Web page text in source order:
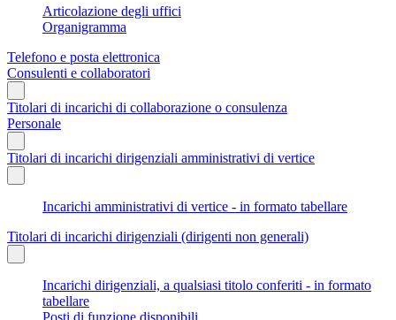
Articolazione degli uffici
Organigramma
Telefono e posta elettronica
Consulenti e collaboratori
Titolari di incarichi di collaborazione o consulenza
Personale
Titolari di incarichi dirigenziali amministrativi di vertice
Incarichi amministrativi di vertice - in formato tabellare
Titolari di incarichi dirigenziali (dirigenti non generali)
Incarichi dirigenziali, a qualsiasi titolo conferiti - in formato
tabellare
Posti di funzione disponibili